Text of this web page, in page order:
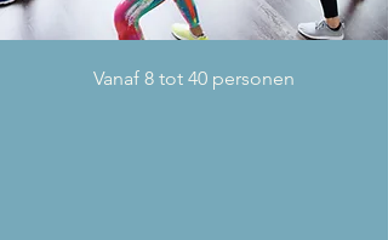
Vanaf 8 tot 40 personen